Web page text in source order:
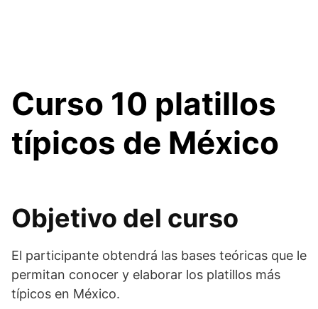
Curso 10 platillos
típicos de México
Objetivo del curso
El participante obtendrá las bases teóricas que le
permitan conocer y elaborar los platillos más
típicos en México.